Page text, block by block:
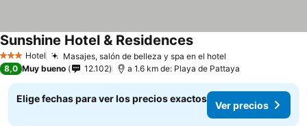
3 Estrellas
Hotel Masajes, salón de belleza y spa en el hotel
Sunshine Hotel & ResidencesVer precios
8,0 Muy bueno 12.102 a 1.6 km de: Playa de Pattaya
Elige fechas para ver los precios exactos
Ver precios